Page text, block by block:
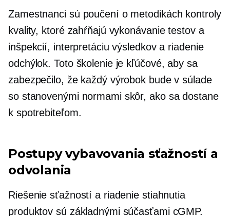
Zamestnanci sú poučení o metodikách kontroly
kvality, ktoré zahŕňajú vykonávanie testov a
inšpekcií, interpretáciu výsledkov a riadenie
odchýlok. Toto školenie je kľúčové, aby sa
zabezpečilo, že každý výrobok bude v súlade
so stanovenými normami skôr, ako sa dostane
k spotrebiteľom.
Postupy vybavovania sťažností a
odvolania
Riešenie sťažností a riadenie stiahnutia
produktov sú základnými súčasťami cGMP.